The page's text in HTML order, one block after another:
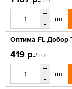
+
-
шт
Оптима FL Добор
419 р./шт
+
-
шт